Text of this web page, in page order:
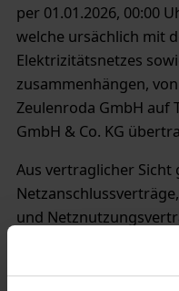
per 01.01.2026, 00:00
welche ursächlich mit
Elektrizitätsnetzes
zusammenhängen,
Zeulenroda GmbH auf
GmbH & Co. KG
Aus vertraglicher Sicht
und
grundzuständigen